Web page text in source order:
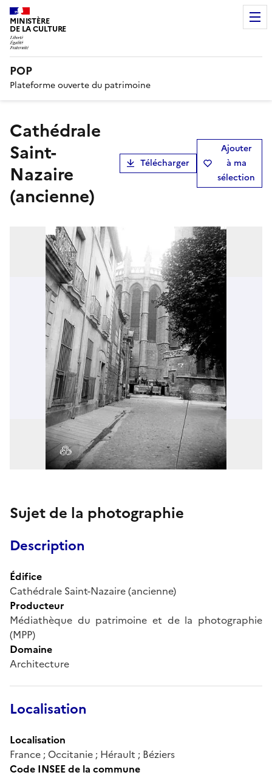
MINISTÈRE
DE LA CULTURE
POP
Plateforme ouverte du patrimoine
Cathédrale
Saint-
Nazaire
(ancienne)
Télécharger
Ajouter
à ma
sélection
Sujet de la photographie
Description
Édifice
Cathédrale Saint-Nazaire (ancienne)
Producteur
Médiathèque du patrimoine et de la photographie
(MPP)
Domaine
Architecture
Localisation
Localisation
France ; Occitanie ; Hérault ; Béziers
Code INSEE de la commune